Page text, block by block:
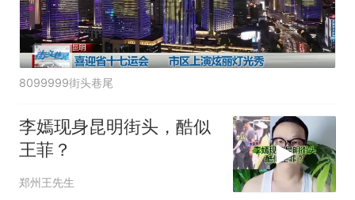
8099999街头巷尾
李嫣现身昆明街头，酷似
王菲？
郑州王先生